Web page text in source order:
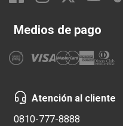
Medios de pago
Atención al cliente
0810-777-8888